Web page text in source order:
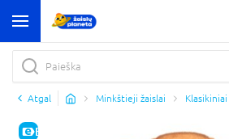
Atgal Minkštieji žaislai Klasikiniai
E-KAINA